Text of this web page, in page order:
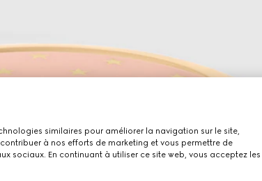
similaires pour améliorer la navigation sur le site,
à nos efforts de marketing et vous permettre de
sociaux. En continuant à utiliser ce site web, vous acceptez les